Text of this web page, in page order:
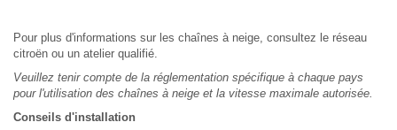
Pour plus d'informations sur les chaînes à neige, consultez le réseau
citroën ou un atelier qualifié.
Veuillez tenir compte de la réglementation spécifique à chaque pays
pour l'utilisation des chaînes à neige et la vitesse maximale autorisée.
Conseils d'installation